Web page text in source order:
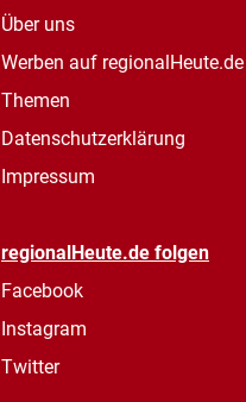
Über uns
Werben auf regionalHeute.de
Themen
Datenschutzerklärung
Impressum
regionalHeute.de folgen
Facebook
Instagram
Twitter